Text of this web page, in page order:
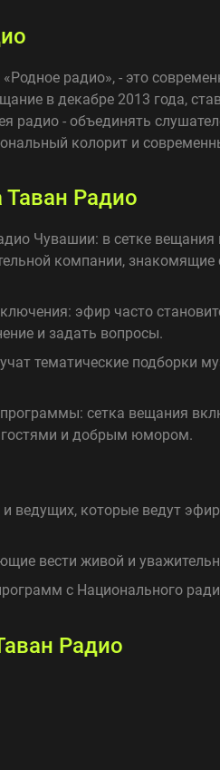
радио», - это
в декабре 2013 года,
радио - объединять
колорит и
Радио
Чувашии: в сетке
компании,
эфир часто
и задать вопросы.
тематические подборки
сетка вещания
гостями и добрым юмором.
ведущих, которые ведут
вести живой и
с Национального
Радио